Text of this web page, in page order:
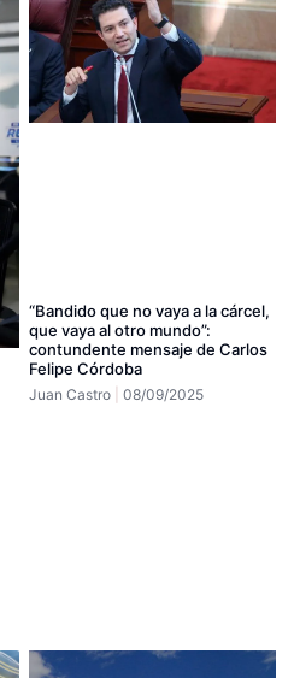
“Bandido que no vaya a la cárcel,
que vaya al otro mundo”:
contundente mensaje de Carlos
Felipe Córdoba
Juan Castro 08/09/2025